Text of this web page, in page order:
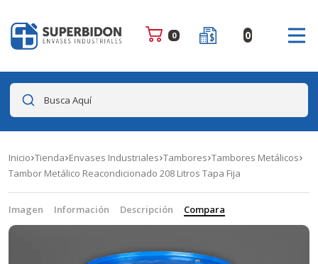
0 0
Busca Aquí
Inicio Tienda Envases Industriales Tambores Tambores Metálicos
Tambor Metálico Reacondicionado 208 Litros Tapa Fija
Imagen Información Descripción Compara